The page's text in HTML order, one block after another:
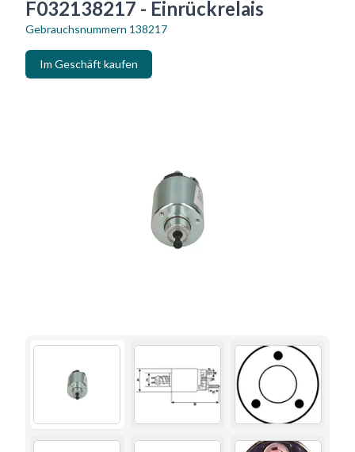
F032138217 - Einrückrelais
Gebrauchsnummern 138217
Im Geschäft kaufen